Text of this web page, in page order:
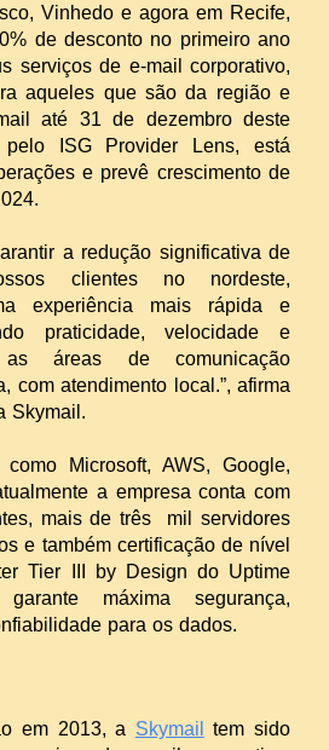
Vinhedo e agora em Recife,
de desconto no primeiro ano
serviços de e-mail corporativo,
aqueles que são da região e
até 31 de dezembro deste
pelo ISG Provider Lens, está
e prevê crescimento de
a redução significativa de
clientes no nordeste,
experiência mais rápida e
praticidade, velocidade e
áreas de comunicação
com atendimento local.”, afirma
Skymail.
Microsoft, AWS, Google,
a empresa conta com
mais de três mil servidores
e também certificação de nível
Tier III by Design do Uptime
máxima segurança,
para os dados.
em 2013, a Skymail
tem sido